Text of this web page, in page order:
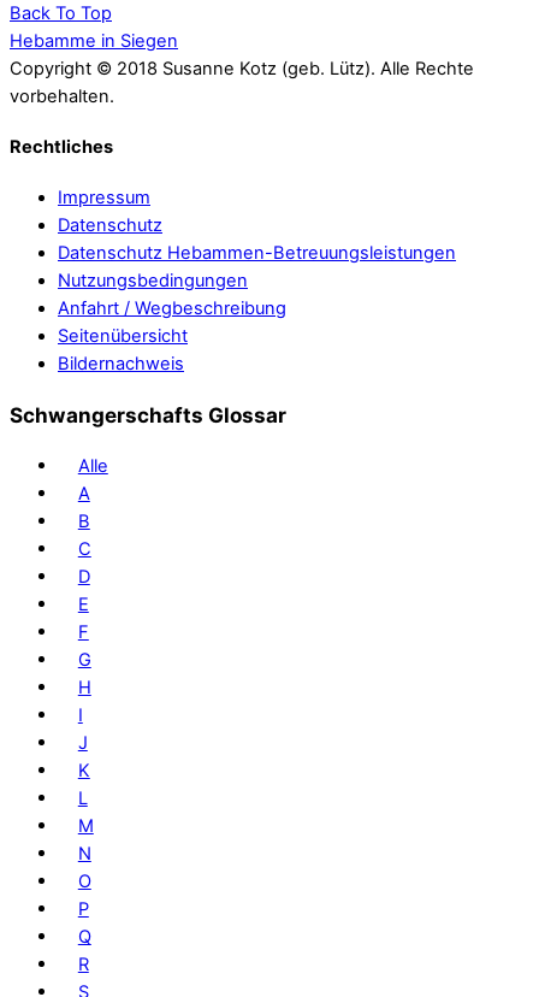
Back To Top
Hebamme in Siegen
Copyright © 2018 Susanne Kotz (geb. Lütz). Alle Rechte
vorbehalten.
Rechtliches
Impressum
Datenschutz
Datenschutz Hebammen-Betreuungsleistungen
Nutzungsbedingungen
Anfahrt / Wegbeschreibung
Seitenübersicht
Bildernachweis
Schwangerschafts Glossar
Alle
A
B
C
D
E
F
G
H
I
J
K
L
M
N
O
P
Q
R
S